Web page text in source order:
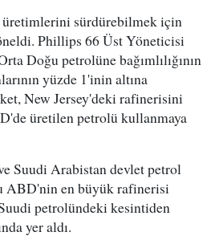
sürdürebilmek için
Phillips 66 Üst Yöneticisi
Doğu petrolüne bağımlılığının
yüzde 1'inin altına
New Jersey'deki rafinerisini
üretilen petrolü kullanmaya
Suudi Arabistan devlet petrol
ABD'nin en büyük rafinerisi
petrolündeki kesintiden
yer aldı.